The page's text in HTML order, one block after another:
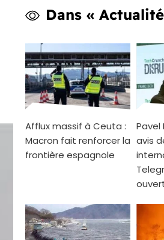
Dans «
Afflux massif à Ceuta :
Macron fait renforcer la
frontière espagnole
Pavel
avis